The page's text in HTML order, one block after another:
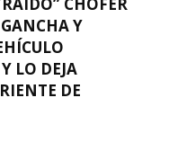
CHOFER
Y
LO DEJA
DE